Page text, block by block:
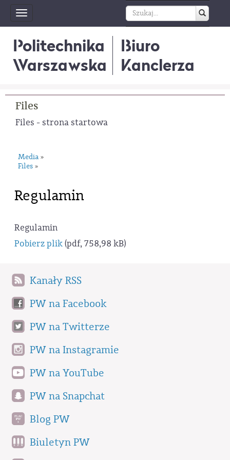
Toggle
navigation
Politechnika
Warszawska
Biuro
Kanclerza
Files
Files - strona startowa
Media »
Files »
Regulamin
Regulamin
Pobierz plik(pdf, 758,98 kB)
Kanały RSS
PW na Facebook
PW na Twitterze
PW na Instagramie
PW na YouTube
PW na Snapchat
Blog PW
Biuletyn PW